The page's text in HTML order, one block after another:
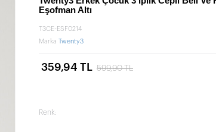
Eşofman Altı
T3CE-ESF0214
Marka Twenty3
359,94 TL 599,90 TL
Renk: